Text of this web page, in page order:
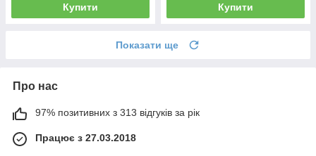
Купити Купити
Показати ще
Про нас
97% позитивних з 313 відгуків за рік
Працює з 27.03.2018